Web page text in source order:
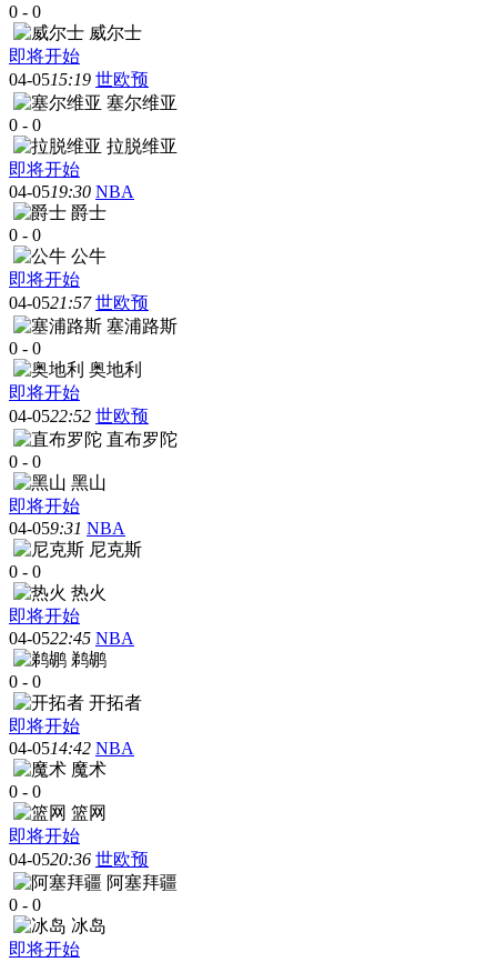
0 - 0
威尔士
即将开始
04-0515:19 世欧预
塞尔维亚
0 - 0
拉脱维亚
即将开始
04-0519:30 NBA
爵士
0 - 0
公牛
即将开始
04-0521:57 世欧预
塞浦路斯
0 - 0
奥地利
即将开始
04-0522:52 世欧预
直布罗陀
0 - 0
黑山
即将开始
04-059:31 NBA
尼克斯
0 - 0
热火
即将开始
04-0522:45 NBA
鹈鹕
0 - 0
开拓者
即将开始
04-0514:42 NBA
魔术
0 - 0
篮网
即将开始
04-0520:36 世欧预
阿塞拜疆
0 - 0
冰岛
即将开始